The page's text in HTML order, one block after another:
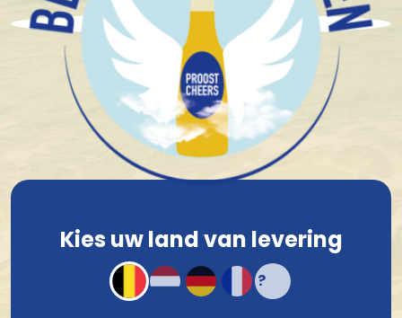
De brouwerij werd opgericht in 2007 door Monique en
Ronald Mengerink. Ze bouwden achter hun woning
eigenhandig een brouwinstallatie. Door het grote
succes verhuisden ze in 2014 naar een groter pand en
in 2017 nog eens.
De naam "Dochter van de Korenaar" verwijst naar de
uitspraak van Keizer Karel V rond 1550. Ik geef de
voorkeur aan het "sap van de dochter van de
korenaar" (bier) dan aan het "bloed van de
Kies uw land van levering